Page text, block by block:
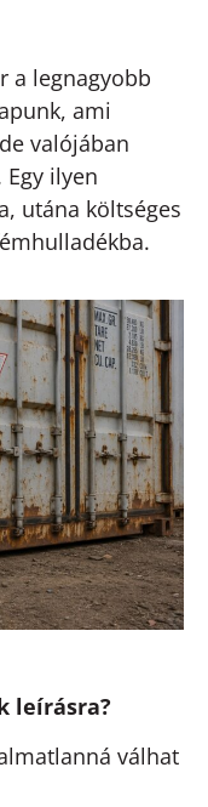
a legnagyobb
ami
valójában
ilyen
utána költséges
leírásra?
válhat